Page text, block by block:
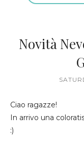
Novità
Ciao ragazze!
In arrivo una
:)